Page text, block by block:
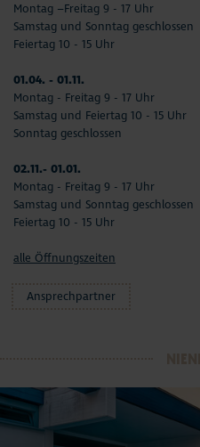
Montag –Freitag 9 - 17 Uhr
Samstag und Sonntag geschlossen
Feiertag 10 - 15 Uhr
01.04. - 01.11.
Montag - Freitag 9 - 17 Uhr
Samstag und Feiertag 10 - 15 Uhr
Sonntag geschlossen
02.11.- 01.01.
Montag - Freitag 9 - 17 Uhr
Samstag und Sonntag geschlossen
Feiertag 10 - 15 Uhr
alle Öffnungszeiten
Ansprechpartner